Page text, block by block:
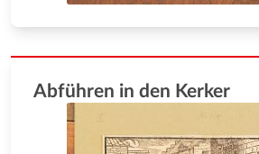
Abführen in den Kerker